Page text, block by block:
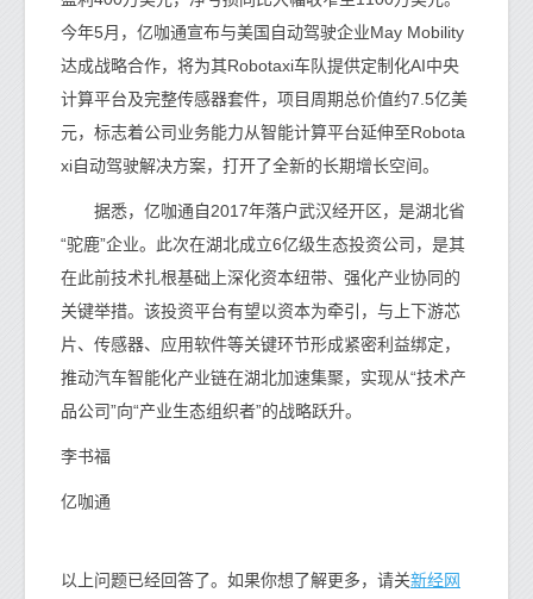
今年5月，亿咖通宣布与美国自动驾驶企业May Mobility
达成战略合作，将为其Robotaxi车队提供定制化AI中央
计算平台及完整传感器套件，项目周期总价值约7.5亿美
元，标志着公司业务能力从智能计算平台延伸至Robota
xi自动驾驶解决方案，打开了全新的长期增长空间。
据悉，亿咖通自2017年落户武汉经开区，是湖北省
“驼鹿”企业。此次在湖北成立6亿级生态投资公司，是其
在此前技术扎根基础上深化资本纽带、强化产业协同的
关键举措。该投资平台有望以资本为牵引，与上下游芯
片、传感器、应用软件等关键环节形成紧密利益绑定，
推动汽车智能化产业链在湖北加速集聚，实现从“技术产
品公司”向“产业生态组织者”的战略跃升。
李书福
亿咖通
以上问题已经回答了。如果你想了解更多，请关新经网